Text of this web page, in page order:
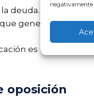
negativamente
deuda.
generalmente es
es crucial.
oposición